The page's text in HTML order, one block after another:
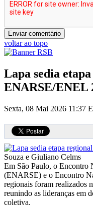
voltar ao topo
Lapa sedia
ENARSE/ENEL
Sexta, 08 Mai 2026 11:37
Souza e Giuliano Celms
Em São Paulo, o Encontro
(ENARSE) e o Encontro
regionais foram realizados
reunindo as lideranças em
coletiva.